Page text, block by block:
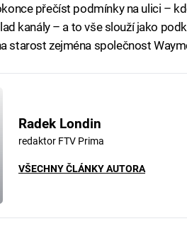
přečíst podmínky na ulici –
kanály – a to vše slouží jako
starost zejména společnost
Radek Londin
redaktor FTV Prima
VŠECHNY ČLÁNKY AUTORA